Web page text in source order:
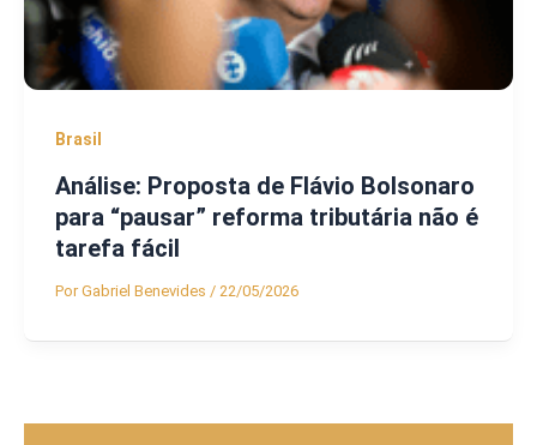
Brasil
Análise: Proposta de Flávio Bolsonaro
para “pausar” reforma tributária não é
tarefa fácil
PorGabriel Benevides / 22/05/2026